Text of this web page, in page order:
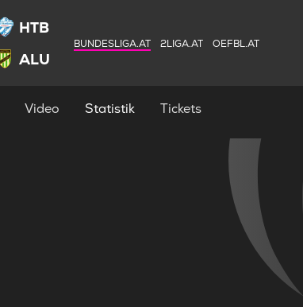
HTB
ALU
BUNDESLIGA.AT 2LIGA.AT OEFBL.AT
Video Statistik Tickets